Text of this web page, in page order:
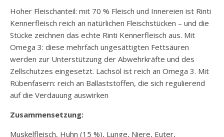
Hoher Fleischanteil: mit 70 % Fleisch und Innereien ist Rinti
Kennerfleisch reich an natürlichen Fleischstücken – und die
Stücke zeichnen das echte Rinti Kennerfleisch aus. Mit
Omega 3: diese mehrfach ungesättigten Fettsäuren
werden zur Unterstützung der Abwehrkräfte und des
Zellschutzes eingesetzt. Lachsöl ist reich an Omega 3. Mit
Rübenfasern: reich an Ballaststoffen, die sich regulierend
auf die Verdauung auswirken
Zusammensetzung:
Muskelfleisch, Huhn (15 %), Lunge, Niere, Euter,